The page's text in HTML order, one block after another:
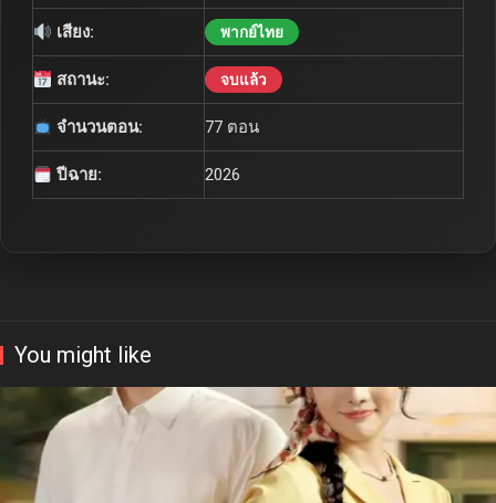
เสียง: พากย์ไทย
สถานะ: จบแล้ว
จำนวนตอน: 77 ตอน
ปีฉาย: 2026
You might like